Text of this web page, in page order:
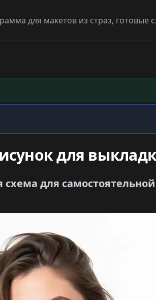
для макетов из страз,
для
схема для